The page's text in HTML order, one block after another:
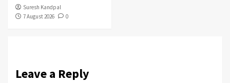
Suresh Kandpal
7 August 2026
0
Leave a Reply